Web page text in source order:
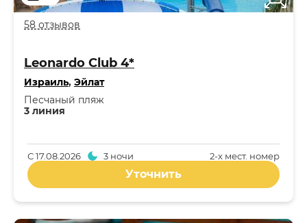
58 отзывов
Leonardo Club 4*
Израиль, Эйлат
3 линия
Песчаный пляж
2-x мест. номер
С17.08.2026 3 ночи
Уточнить